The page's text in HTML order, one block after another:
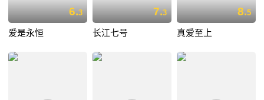
6.3
爱是永恒
7.3
长江七号
8.5
真爱至上